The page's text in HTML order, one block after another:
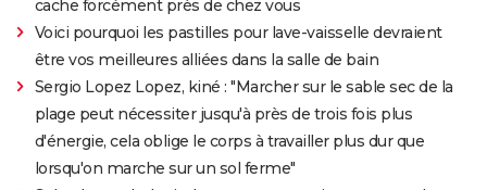
cache forcément près de chez vous
Voici pourquoi les pastilles pour lave-vaisselle devraient
être vos meilleures alliées dans la salle de bain
Sergio Lopez Lopez, kiné : "Marcher sur le sable sec de la
plage peut nécessiter jusqu'à près de trois fois plus
d'énergie, cela oblige le corps à travailler plus dur que
lorsqu'on marche sur un sol ferme"